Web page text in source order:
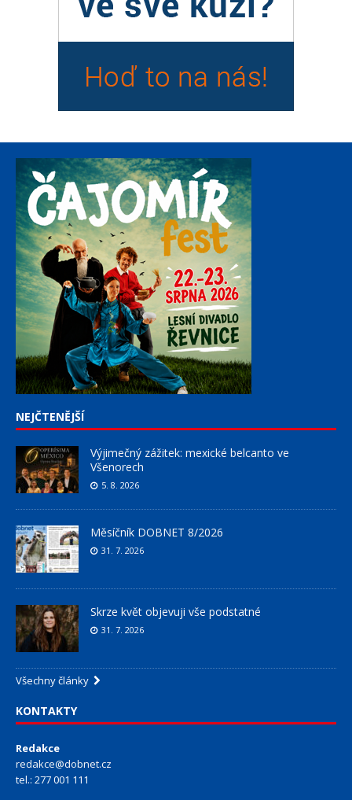
NEJČTENĚJŠÍ
Výjimečný zážitek: mexické belcanto ve
Všenorech
5. 8. 2026
Měsíčník DOBNET 8/2026
31. 7. 2026
Skrze květ objevuji vše podstatné
31. 7. 2026
Všechny články
KONTAKTY
Redakce
redakce@dobnet.cz
tel.: 277 001 111